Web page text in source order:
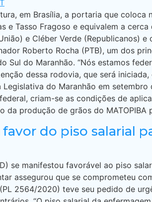
em Brasília, a portaria que
e Tasso Fragoso e equivalem a
e Cléber Verde (Republicanos)
Roberto Rocha (PTB), um dos
Sul do Maranhão. “Nós estamos
dessa rodovia, que será
do Maranhão em
criam-se as condições de
produção de grãos do MATOPIBA
do piso salarial
se manifestou favorável ao piso
assegurou que se comprometeu
2564/2020) teve seu pedido de